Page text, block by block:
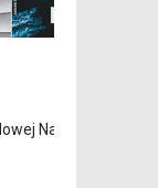
Nagrody